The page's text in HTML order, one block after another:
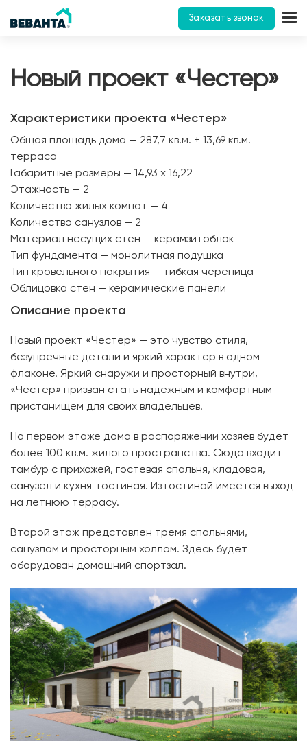
Заказать звонок
Новый проект «Честер»
Характеристики проекта «Честер»
Общая площадь дома — 287,7 кв.м. + 13,69 кв.м.
терраса
Габаритные размеры — 14,93 х 16,22
Этажность — 2
Количество жилых комнат — 4
Количество санузлов — 2
Материал несущих стен — керамзитоблок
Тип фундамента — монолитная подушка
Тип кровельного покрытия – гибкая черепица
Облицовка стен — керамические панели
Описание проекта
Новый проект «Честер» — это чувство стиля,
безупречные детали и яркий характер в одном
флаконе. Яркий снаружи и просторный внутри,
«Честер» призван стать надежным и комфортным
пристанищем для своих владельцев.
На первом этаже дома в распоряжении хозяев будет
более 100 кв.м. жилого пространства. Сюда входит
тамбур с прихожей, гостевая спальня, кладовая,
санузел и кухня-гостиная. Из гостиной имеется выход
на летнюю террасу.
Второй этаж представлен тремя спальнями,
санузлом и просторным холлом. Здесь будет
оборудован домашний спортзал.